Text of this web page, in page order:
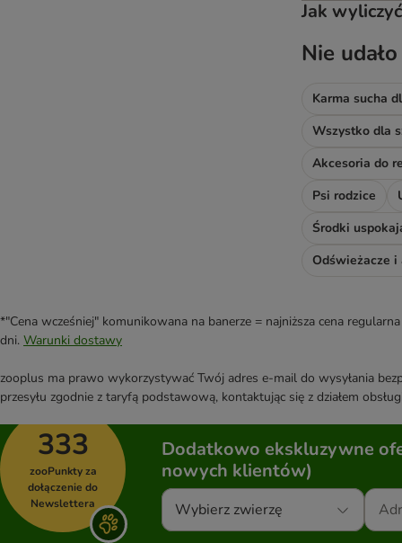
Jak
Nie
Karma sucha
Wszystko dla
Psi rodzice
Środki
*"Cena wcześniej" komunikowana na banerze = najniższa cena
dni. Warunki dostawy
zooplus ma prawo wykorzystywać Twój adres e-mail do wysyłania
przesyłu zgodnie z taryfą podstawową, kontaktując się z działem
333
zooPunkty za
dołączenie do
Newslettera
Dodatkowo ekskluzywne
nowych klientów)
Wybierz zwierzę